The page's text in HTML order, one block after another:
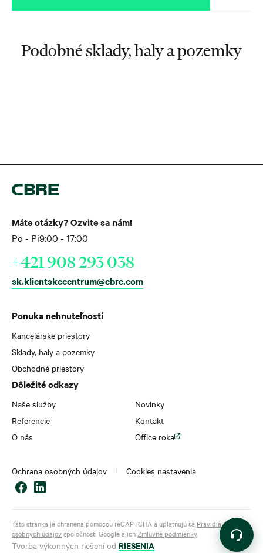
Podobné sklady, haly a pozemky
Ponuka nehnuteľností
Kancelárske priestory
Sklady, haly a pozemky
Obchodné priestory
Dôležité odkazy
Naše služby
Referencie
O nás
Novinky
Kontakt
Office roka
Máte otázky? Ozvite sa nám!
Po - Pi9:00 - 17:00
+421 908 293 038
sk.klientskecentrum@cbre.com
Ochrana osobných údajov Cookies nastavenia
Táto stránka je chránená pomocou reCAPTCHA a uplatňujú sa Pravidlá ochrany
osobných údajovspoločnosti Google a ichZmluvné podmienky.
Tvorba výkonných riešení od RIESENIA